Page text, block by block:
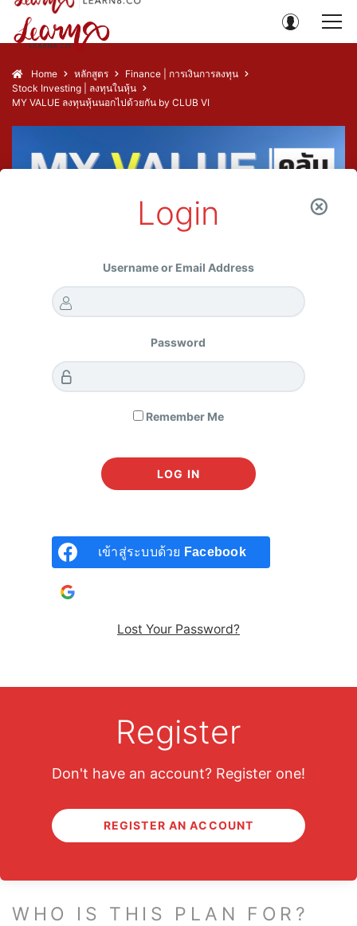
Login
Username or Email Address
Password
Remember Me
เข้าสู่ระบบด้วย Facebook
Lost Your Password?
Register
Don't have an account? Register one!
REGISTER AN ACCOUNT
Home หลักสูตร
Finance | การเงินการลงทุน
Stock Investing | ลงทุนในหุ้น
MY VALUE ลงทุนหุ้นนอกไปด้วยกัน by CLUB VI
MY VALUE ลงทุนหุ้นนอกไปด้วยกัน by CLUB
ChaCha Santhidej
Last updated May 11, 2026
All Levels
| ลงทุนในหุ้น
มาลงทุน “หุ้นต่างประเทศ” ไปด้วยกัน
มาลงทุน “หุ้นต่างประเทศ” ไปด้วยกัน กับ My VALUE
ลงทุนหุ้นนอกได้อย่างมั่นใจ ด้วยไกด์ไลน์ที่ “ชัดเจน”
และข้อมูลที่ “คัดสรร” มาเป็นอย่างดี โดยทีมงาน Club
WHO IS THIS PLAN FOR?